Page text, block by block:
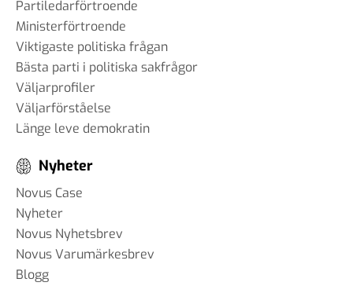
Partiledarförtroende
Ministerförtroende
Viktigaste politiska frågan
Bästa parti i politiska sakfrågor
Väljarprofiler
Väljarförståelse
Länge leve demokratin
Nyheter
Novus Case
Nyheter
Novus Nyhetsbrev
Novus Varumärkesbrev
Blogg